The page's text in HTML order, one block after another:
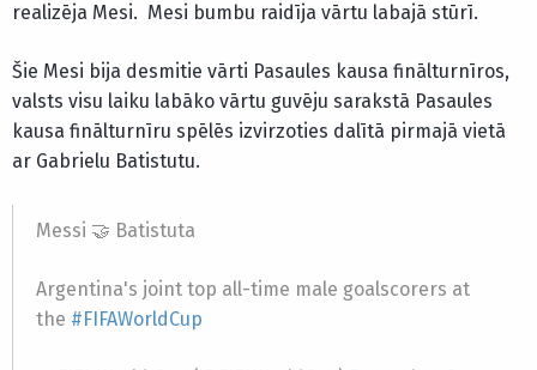
realizēja Mesi. Mesi bumbu raidīja vārtu labajā stūrī.
Šie Mesi bija desmitie vārti Pasaules kausa finālturnīros,
valsts visu laiku labāko vārtu guvēju sarakstā Pasaules
kausa finālturnīru spēlēs izvirzoties dalītā pirmajā vietā
ar Gabrielu Batistutu.
Messi 🤝 Batistuta
Argentina's joint top all-time male goalscorers at
the #FIFAWorldCup